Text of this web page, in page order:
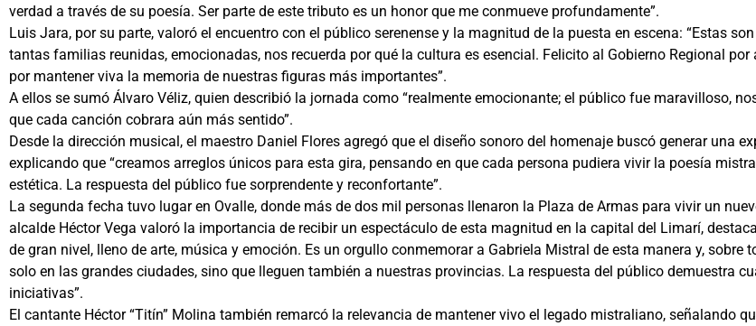
verdad a través de su poesía. Ser parte de este tributo es un honor que me conmueve profundamente”.
Luis Jara, por su parte, valoró el encuentro con el público serenense y la magnitud de la puesta en escena: “Estas
tantas familias reunidas, emocionadas, nos recuerda por qué la cultura es esencial. Felicito al Gobierno Regional
por mantener viva la memoria de nuestras figuras más importantes”.
A ellos se sumó Álvaro Véliz, quien describió la jornada como “realmente emocionante; el público fue maravilloso,
que cada canción cobrara aún más sentido”.
Desde la dirección musical, el maestro Daniel Flores agregó que el diseño sonoro del homenaje buscó generar una
explicando que “creamos arreglos únicos para esta gira, pensando en que cada persona pudiera vivir la poesía
estética. La respuesta del público fue sorprendente y reconfortante”.
La segunda fecha tuvo lugar en Ovalle, donde más de dos mil personas llenaron la Plaza de Armas para vivir un
alcalde Héctor Vega valoró la importancia de recibir un espectáculo de esta magnitud en la capital del Limarí,
de gran nivel, lleno de arte, música y emoción. Es un orgullo conmemorar a Gabriela Mistral de esta manera y, sobre
solo en las grandes ciudades, sino que lleguen también a nuestras provincias. La respuesta del público demuestra
iniciativas”.
El cantante Héctor “Titín” Molina también remarcó la relevancia de mantener vivo el legado mistraliano, señalando